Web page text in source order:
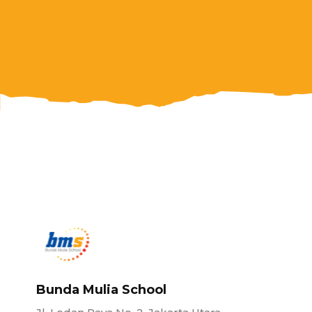
Bunda Mulia School